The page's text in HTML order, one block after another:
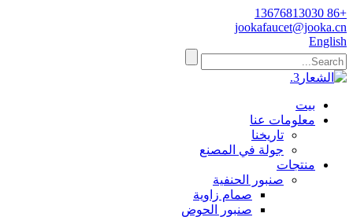
+86 13676813030
jookafaucet@jooka.cn
English
بيت
معلومات عنا
تاريخنا
جولة في المصنع
منتجات
صنبور الحنفية
صمام زاوية
صنبور الحوض